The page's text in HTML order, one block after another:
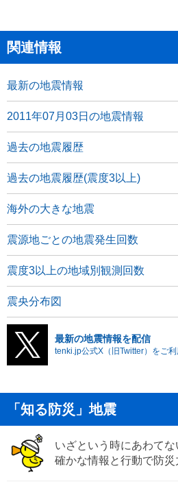
関連情報
最新の地震情報
2011年07月03日の地震情報
過去の地震履歴
過去の地震履歴(震度3以上)
海外の大きな地震
震源地ごとの地震発生回数
震度3以上の地域別観測回数
震央分布図
最新の地震情報を配信
tenki.jp公式X（旧Twitter）をご利
「知る防災」地震
いざという時にあわてな
確かな情報と行動で防災